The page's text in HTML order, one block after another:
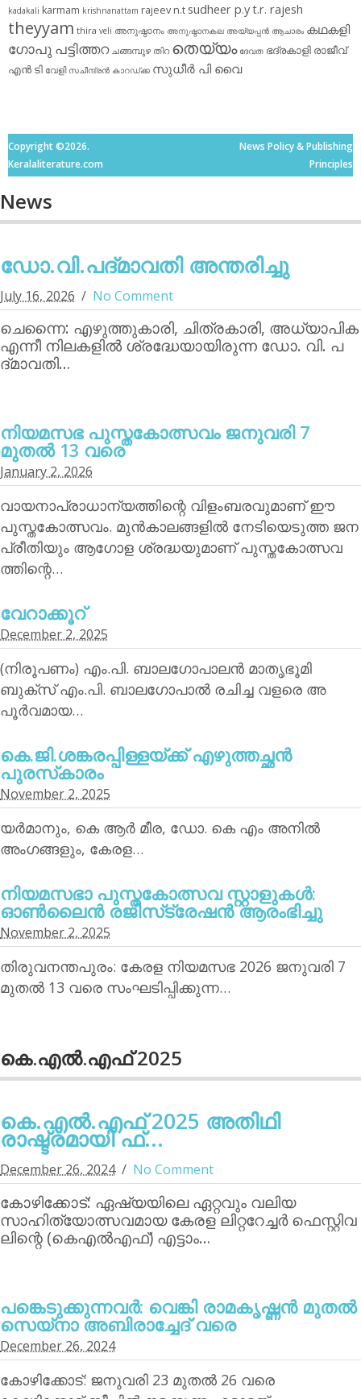
kadakali karmam krishnanattam rajeev n.t sudheer p.yt.r. rajesh
theyyam thira veli അനുഷ്ഠാനം അനുഷ്ഠാനകല അയ്യപ്പന്‍ ആചാരം കഥകളി
ഗോപു പട്ടിത്തറ ചങ്ങമ്പുഴ തിറ തെയ്യം ദേവത ഭദ്രകാളി രാജീവ്
എൻ ടി വേളി സചീന്ദ്രന്‍ കാറഡ്ക്ക സുധീര്‍ പി വൈ
Copyright ©2026.
Keralaliterature.com
News Policy & Publishing
Principles
News
ഡോ.വി.പദ്മാവതി അന്തരിച്ചു
July 16, 2026 No Comment
ചെന്നൈ: എഴുത്തുകാരി, ചിത്രകാരി, അധ്യാപിക
എന്നീ നിലകളില്‍ ശ്രദ്ധേയായിരുന്ന ഡോ. വി. പ
ദ്മാവതി…
നിയമസഭ പുസ്തകോത്സവം ജനുവരി 7
മുതല്‍ 13 വരെ
January 2, 2026
വായനാപ്രാധാന്യത്തിന്റെ വിളംബരവുമാണ് ഈ
പുസ്തകോത്സവം. മുന്‍കാലങ്ങളില്‍ നേടിയെടുത്ത ജന
പ്രീതിയും ആഗോള ശ്രദ്ധയുമാണ് പുസ്തകോത്സവ
ത്തിന്റെ…
വേറാക്കൂറ്
December 2, 2025
(നിരൂപണം) എം.പി. ബാലഗോപാലന്‍ മാതൃഭൂമി
ബുക്‌സ് എം.പി. ബാലഗോപാല്‍ രചിച്ച വളരെ അ
പൂര്‍വമായ…
കെ.ജി.ശങ്കരപ്പിള്ളയ്ക്ക് എഴുത്തച്ഛന്‍
പുരസ്‌കാരം
November 2, 2025
യര്‍മാനും, കെ ആര്‍ മീര, ഡോ. കെ എം അനില്‍
അംഗങ്ങളും, കേരള…
നിയമസഭാ പുസ്തകോത്സവ സ്റ്റാളുകള്‍:
ഓണ്‍ലൈന്‍ രജിസ്‌ട്രേഷന്‍ ആരംഭിച്ചു
November 2, 2025
തിരുവനന്തപുരം: കേരള നിയമസഭ 2026 ജനുവരി 7
മുതല്‍ 13 വരെ സംഘടിപ്പിക്കുന്ന…
കെ.എല്‍.എഫ് 2025
കെ.എല്‍.എഫ് 2025 അതിഥി
രാഷ്ട്രമായി ഫ്...
December 26, 2024 No Comment
കോഴിക്കോട്: ഏഷ്യയിലെ ഏറ്റവും വലിയ
സാഹിത്യോത്സവമായ കേരള ലിറ്ററേച്ചര്‍ ഫെസ്റ്റിവ
ലിന്റെ (കെഎല്‍എഫ്) എട്ടാം…
പങ്കെടുക്കുന്നവര്‍: വെങ്കി രാമകൃഷ്ണന്‍ മുതല്‍
സെയ്‌നാ അബിരാച്ചേദ് വരെ
December 26, 2024
കോഴിക്കോട്: ജനുവരി 23 മുതല്‍ 26 വരെ